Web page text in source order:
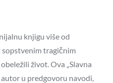
knjigu više od
tragičnim
život. Ova „Slavna
autor u predgovoru navodi,